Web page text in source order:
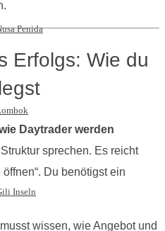
Penida
Inseln
Erfolgs: Wie du
Daytrader werden
sprechen. Es reicht
Du benötigst ein
wissen, wie Angebot und